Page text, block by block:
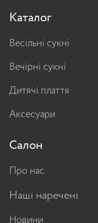
Каталог
Весільні сукні
Вечірні сукні
Дитячі плаття
Аксесуари
Салон
Про нас
Наші наречені
Новини